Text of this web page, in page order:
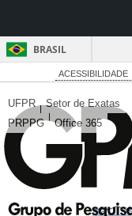
BRASIL
ACESSIBILIDADE
UFPR Setor de Exatas
PRPPG
Office 365